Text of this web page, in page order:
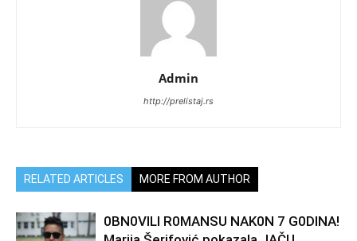
Admin
http://prelistaj.rs
RELATED ARTICLES MORE FROM AUTHOR
0BN0VlLl R0MANSU NAK0N 7 G0DlNA!